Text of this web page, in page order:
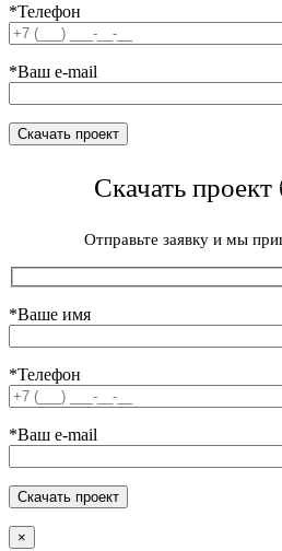
*Телефон
*Ваш e-mail
Скачать проект
Отправьте заявку и мы
*Ваше имя
*Телефон
*Ваш e-mail
×